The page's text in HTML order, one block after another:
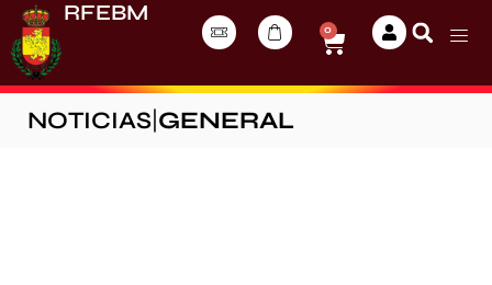
RFEBM
0
NOTICIAS GENERAL